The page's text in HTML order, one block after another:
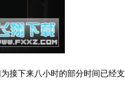
接下来八小时的部分时间已经支